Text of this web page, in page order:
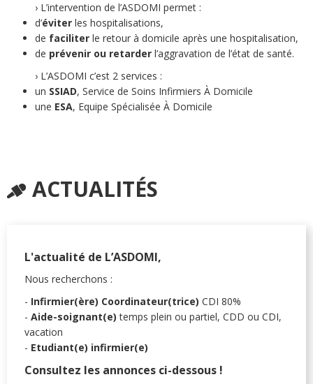
› L’intervention de l’ASDOMI permet :
d’éviter les hospitalisations,
de faciliter le retour à domicile après une hospitalisation,
de prévenir ou retarder l’aggravation de l’état de santé.
› L’ASDOMI c’est 2 services :
un SSIAD, Service de Soins Infirmiers À Domicile
une ESA, Equipe Spécialisée À Domicile
ACTUALITÉS
L'actualité de L’ASDOMI,
Nous recherchons :
- Infirmier(ère) Coordinateur(trice) CDI 80%
- Aide-soignant(e) temps plein ou partiel, CDD ou CDI,
vacation
- Etudiant(e) infirmier(e)
Consultez les annonces ci-dessous !